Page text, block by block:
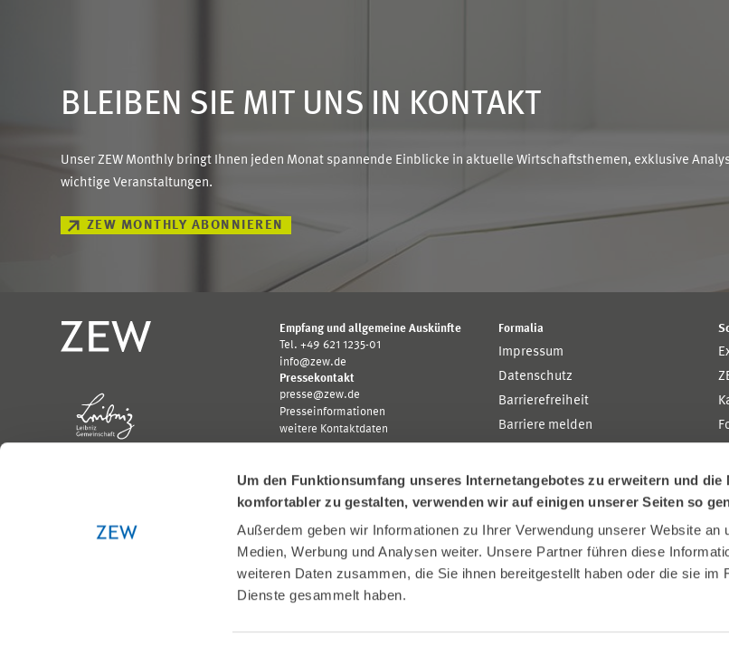
Um den Funktionsumfang unseres Internetangebotes zu erweitern und die
komfortabler zu gestalten, verwenden wir auf einigen unserer Seiten so
Außerdem geben wir Informationen zu Ihrer Verwendung unserer Website an
Medien, Werbung und Analysen weiter. Unsere Partner führen diese
weiteren Daten zusammen, die Sie ihnen bereitgestellt haben oder die sie im
Dienste gesammelt haben.
BLEIBEN SIE MIT UNS IN KONTAKT
Unser ZEW Monthly bringt Ihnen jeden Monat spannende Einblicke in aktuelle Wirtschaftsthemen, exklusive
wichtige Veranstaltungen.
ZEW MONTHLY ABONNIEREN
Empfang und allgemeine Auskünfte
Tel. +49 621 1235-01
info@zew.de
Pressekontakt
presse@zew.de
Presseinformationen
weitere Kontaktdaten
Formalia
Impressum
Datenschutz
Barrierefreiheit
Barriere melden
Gefördert von:
Ministerium